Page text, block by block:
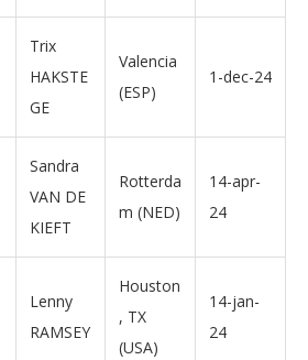
Trix
HAKSTE
GE
Valencia
(ESP)
1-dec-24
Sandra
VAN DE
KIEFT
Rotterda
m (NED)
14-apr-
24
Lenny
RAMSEY
Houston
, TX
(USA)
14-jan-
24